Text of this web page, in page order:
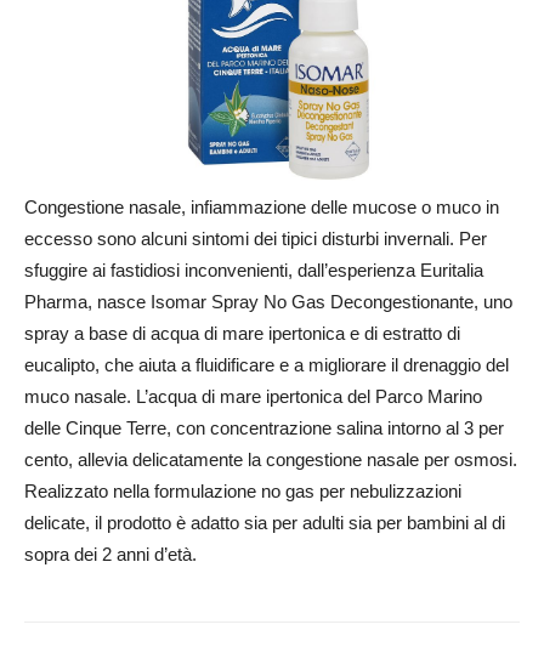
Congestione nasale, infiammazione delle mucose o muco in
eccesso sono alcuni sintomi dei tipici disturbi invernali. Per
sfuggire ai fastidiosi inconvenienti, dall’esperienza Euritalia
Pharma, nasce Isomar Spray No Gas Decongestionante, uno
spray a base di acqua di mare ipertonica e di estratto di
eucalipto, che aiuta a fluidificare e a migliorare il drenaggio del
muco nasale. L’acqua di mare ipertonica del Parco Marino
delle Cinque Terre, con concentrazione salina intorno al 3 per
cento, allevia delicatamente la congestione nasale per osmosi.
Realizzato nella formulazione no gas per nebulizzazioni
delicate, il prodotto è adatto sia per adulti sia per bambini al di
sopra dei 2 anni d’età.